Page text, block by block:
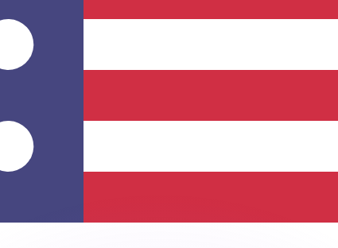
concorrentes.
é apenas para fins informativos. Você não pagará
Xe?